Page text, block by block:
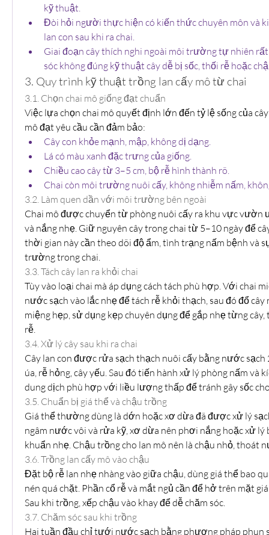
kỹ thuật.
Đòi hỏi người thực hiện có kiến thức chuyên môn và
lan con sau khi ra chai.
Giai đoạn cây thích nghi ngoài môi trường tự nhiên
sóc không đúng kỹ thuật cây dễ bị sốc, thối rễ hoặc
3. Quy trình kỹ thuật trồng lan cấy mô từ chai
3.1. Chọn chai mô giống đạt chuẩn
Việc lựa chọn chai mô quyết định lớn đến tỷ lệ sống của
mô đạt yêu cầu cần đảm bảo:
Cây con khỏe mạnh, mập, không dị dạng.
Lá có màu xanh đặc trưng của giống.
Chiều cao cây từ 3–5 cm, bộ rễ hình thành rõ.
Chai còn môi trường nuôi cấy, không nhiễm nấm,
3.2. Làm quen dần với môi trường bên ngoài
Chai mô được chuyển từ phòng nuôi cấy ra khu vực vườn
và nắng nhẹ. Giữ nguyên cây trong chai từ 5–10 ngày để
thời gian này cần theo dõi độ ẩm, tình trạng nấm bệnh và
trường trong chai.
3.3. Tách cây lan ra khỏi chai
Tùy vào loại chai mà áp dụng cách tách phù hợp. Với chai
nước sạch vào lắc nhẹ để tách rễ khỏi thạch, sau đó đổ
miệng hẹp, sử dụng kẹp chuyên dụng để gắp nhẹ từng
rễ.
3.4. Xử lý cây sau khi ra chai
Cây lan con được rửa sạch thạch nuôi cấy bằng nước sạch
úa, rễ hỏng, cây yếu. Sau đó tiến hành xử lý phòng nấm và
dung dịch phù hợp với liều lượng thấp để tránh gây sốc
3.5. Chuẩn bị giá thể và chậu trồng
Giá thể thường dùng là dớn hoặc xơ dừa đã được xử lý
ngâm nước vôi và rửa kỹ, xơ dừa nên phơi nắng hoặc xử lý
khuẩn nhẹ. Chậu trồng cho lan mô nên là chậu nhỏ, thoát
3.6. Trồng lan cấy mô vào chậu
Đặt bộ rễ lan nhẹ nhàng vào giữa chậu, dùng giá thể bao
nén quá chặt. Phần cổ rễ và mắt ngủ cần để hở trên mặt
Sau khi trồng, xếp chậu vào khay để dễ chăm sóc.
3.7. Chăm sóc sau khi trồng
Hai tuần đầu chỉ tưới nước sạch bằng phương pháp phun